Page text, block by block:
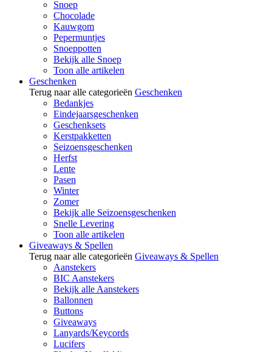
Snoep
Chocolade
Kauwgom
Pepermuntjes
Snoeppotten
Bekijk alle Snoep
Toon alle artikelen
Geschenken
Terug naar alle categorieën Geschenken
Bedankjes
Eindejaarsgeschenken
Geschenksets
Kerstpakketten
Seizoensgeschenken
Herfst
Lente
Pasen
Winter
Zomer
Bekijk alle Seizoensgeschenken
Snelle Levering
Toon alle artikelen
Giveaways & Spellen
Terug naar alle categorieën Giveaways & Spellen
Aanstekers
BIC Aanstekers
Bekijk alle Aanstekers
Ballonnen
Buttons
Giveaways
Lanyards/Keycords
Lucifers